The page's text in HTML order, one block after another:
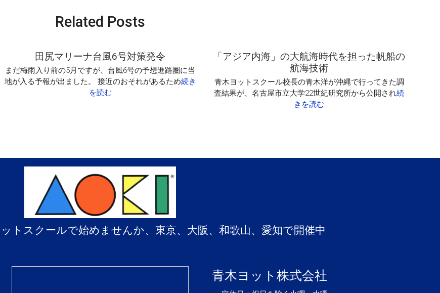
ロ
Related Posts
田尻マリーナ台風6号対策発令
まだ梅雨入り前の5月ですが、台風6号の予想進路圏に当
地が入る予報が出ました。 接近のおそれがあるため続き
を読む
「アジア内海」の大航海時代を担った帆船の
航海技術
青木ヨットスクール校長の青木洋が沖縄で行ってきた調
査結果が、名古屋市立大学22世紀研究所から公開され続
きを読む
トスクールで始めませんか、東京、大阪、和歌山、愛知で開催中
青木ヨット株式会社